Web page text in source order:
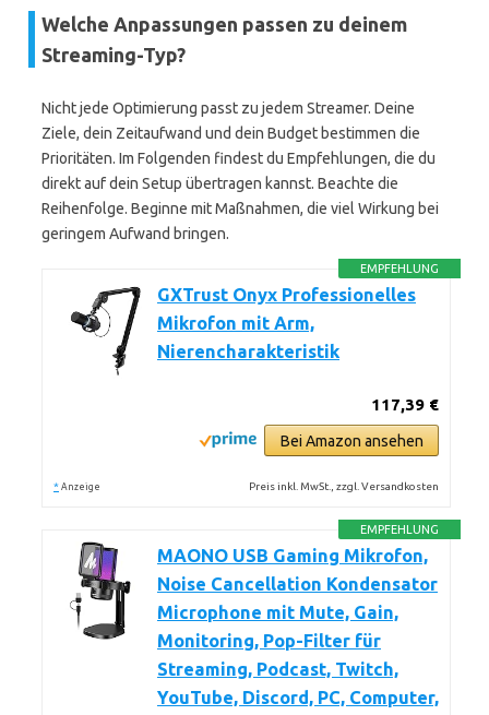
Welche Anpassungen passen zu deinem
Streaming-Typ?
Nicht jede Optimierung passt zu jedem Streamer. Deine
Ziele, dein Zeitaufwand und dein Budget bestimmen die
Prioritäten. Im Folgenden findest du Empfehlungen, die du
direkt auf dein Setup übertragen kannst. Beachte die
Reihenfolge. Beginne mit Maßnahmen, die viel Wirkung bei
geringem Aufwand bringen.
EMPFEHLUNG
GXTrust Onyx Professionelles
Mikrofon mit Arm,
Nierencharakteristik
117,39 €
Bei Amazon ansehen
* Anzeige Preis inkl. MwSt., zzgl. Versandkosten
EMPFEHLUNG
MAONO USB Gaming Mikrofon,
Noise Cancellation Kondensator
Microphone mit Mute, Gain,
Monitoring, Pop-Filter für
Streaming, Podcast, Twitch,
YouTube, Discord, PC, Computer,